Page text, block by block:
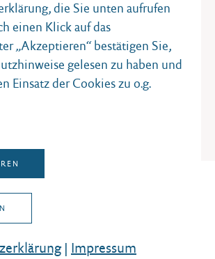
Heidemann ist Autor zahlreicher
zur Politikdidaktik und
Eine Liste der Publikationen
politische Bildung!
Bildung für alle Bürgerinnen
die Sie unten aufrufen
einen Klick auf das
„Akzeptieren“ bestätigen Sie,
gelesen zu haben und
Einsatz der Cookies zu o.g.
| Impressum